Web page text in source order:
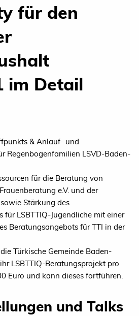
für den
im Detail
& Anlauf- und
Regenbogenfamilien LSVD-Baden-
für die Beratung von
e.V. und der
Stärkung des
für LSBTTIQ-Jugendliche mit einer
Beratungsangebots für TTI in der
Türkische Gemeinde Baden-
LSBTTIQ-Beratungsprojekt pro
Euro und kann dieses fortführen.
und Talks